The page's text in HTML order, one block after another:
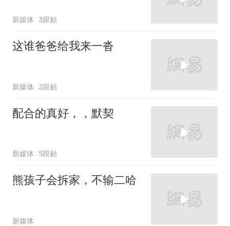
新媒体 3跟贴
这谁爸爸给我来一沓
新媒体 2跟贴
配合的真好，，默契
新媒体 5跟贴
熊孩子会拆家，不输二哈
新媒体